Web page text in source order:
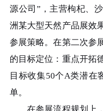
源公司”，主营枸杞、
洲某大型天然产品展效
参展策略。在第二次参
的目标定位：重点开拓
目标收集50个A类潜在
单。